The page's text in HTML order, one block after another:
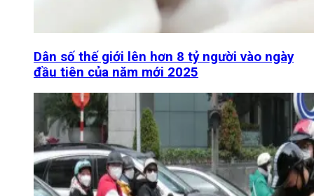
Dân số thế giới lên hơn 8 tỷ người vào ngày
đầu tiên của năm mới 2025